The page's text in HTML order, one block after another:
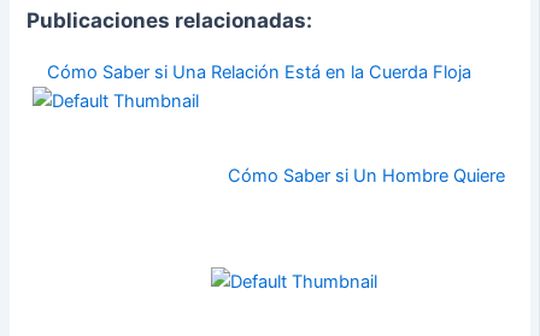
Publicaciones relacionadas:
Cómo Saber si Una Relación Está en la Cuerda Floja
Cómo Saber si Un Hombre Quiere